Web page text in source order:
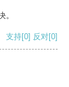
。
支持[0] 反对[0]